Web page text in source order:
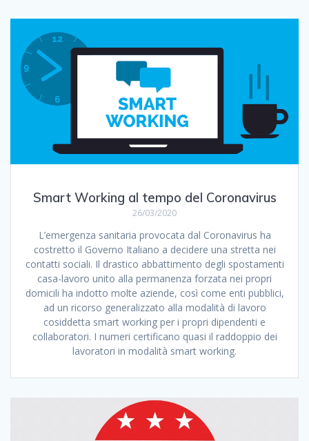
Smart Working al tempo del Coronavirus
26/03/2020
L’emergenza sanitaria provocata dal Coronavirus ha
costretto il Governo Italiano a decidere una stretta nei
contatti sociali. Il drastico abbattimento degli spostamenti
casa-lavoro unito alla permanenza forzata nei propri
domicili ha indotto molte aziende, così come enti pubblici,
ad un ricorso generalizzato alla modalità di lavoro
cosiddetta smart working per i propri dipendenti e
collaboratori. I numeri certificano quasi il raddoppio dei
lavoratori in modalità smart working.